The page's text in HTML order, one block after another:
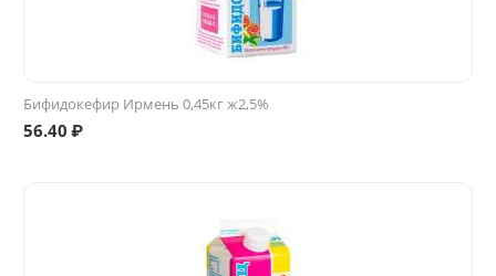
Бифидокефир Ирмень 0,45кг ж2,5%
56.40 ₽